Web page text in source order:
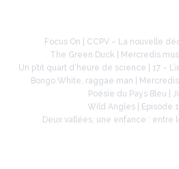
Focus On | CCPV – La nouvelle
The Green Duck | Mercredis
Un p’tit quart d’heure de science | 17 –
Bongo White, raggae man |
Poésie du Pays Bleu |
Wild Angles | Episode
Deux vallées, une enfance : entre